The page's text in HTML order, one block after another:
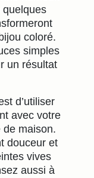
coloré.
simples
un résultat
d’utiliser
avec votre
de maison.
douceur et
vives
aussi à